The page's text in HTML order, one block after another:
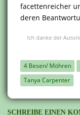
facettenreicher
deren
Ich danke der
4 Besen/ Möhren
Tanya Carpenter
SCHREIBE EINEN